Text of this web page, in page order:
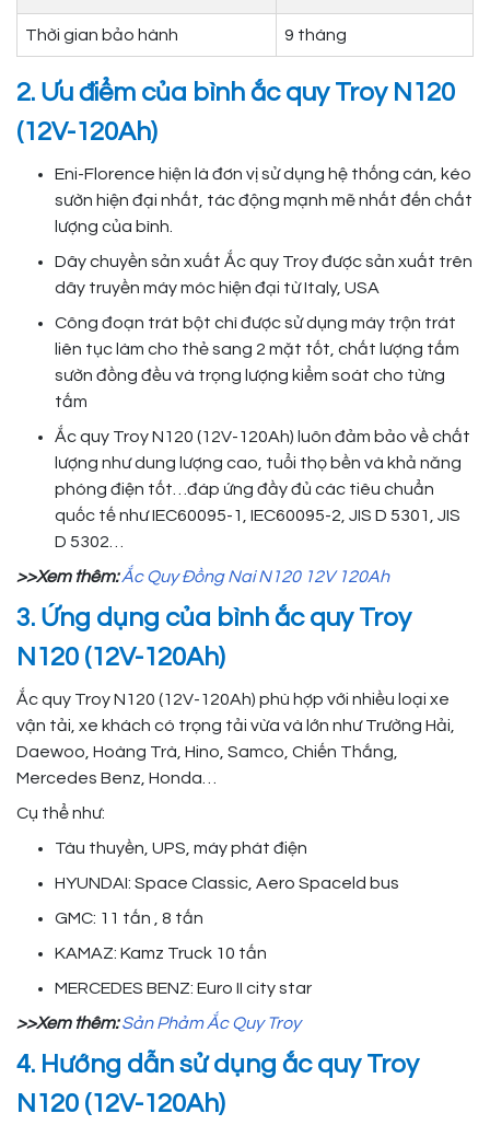
Thời gian bảo hành 9 tháng
2. Ưu điểm của bình ắc quy Troy N120
(12V-120Ah)
Eni-Florence hiện là đơn vị sử dụng hệ thống cán, kéo
sườn hiện đại nhất, tác động mạnh mẽ nhất đến chất
lượng của bình.
Dây chuyền sản xuất Ắc quy Troy được sản xuất trên
dây truyền máy móc hiện đại từ Italy, USA
Công đoạn trát bột chì được sử dụng máy trộn trát
liên tục làm cho thẻ sang 2 mặt tốt, chất lượng tấm
sườn đồng đều và trọng lượng kiểm soát cho từng
tấm
Ắc quy Troy N120 (12V-120Ah) luôn đảm bảo về chất
lượng như dung lượng cao, tuổi thọ bền và khả năng
phóng điện tốt…đáp ứng đầy đủ các tiêu chuẩn
quốc tế như IEC60095-1, IEC60095-2, JIS D 5301, JIS
D 5302…
>>Xem thêm:Ắc Quy Đồng Nai N120 12V 120Ah
3. Ứng dụng của bình ắc quy Troy
N120 (12V-120Ah)
Ắc quy Troy N120 (12V-120Ah) phù hợp với nhiều loại xe
vận tải, xe khách có trọng tải vừa và lớn như Trường Hải,
Daewoo, Hoàng Trà, Hino, Samco, Chiến Thắng,
Mercedes Benz, Honda…
Cụ thể như:
Tàu thuyền, UPS, máy phát điện
HYUNDAI: Space Classic, Aero Spaceld bus
GMC: 11 tấn , 8 tấn
KAMAZ: Kamz Truck 10 tấn
MERCEDES BENZ: Euro II city star
>>Xem thêm:Sản Phảm Ắc Quy Troy
4. Hướng dẫn sử dụng ắc quy Troy
N120 (12V-120Ah)